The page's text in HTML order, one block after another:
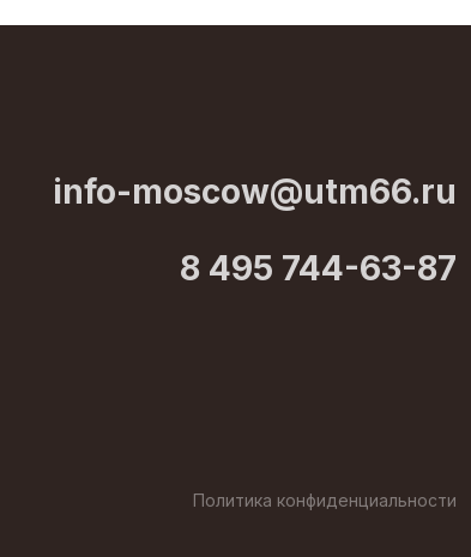
info-moscow@utm66.ru
8 495 744-63-87
Политика конфиденциальности